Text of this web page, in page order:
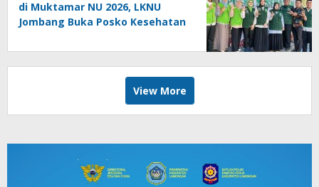
di Muktamar NU 2026, LKNU
Jombang Buka Posko Kesehatan
View More